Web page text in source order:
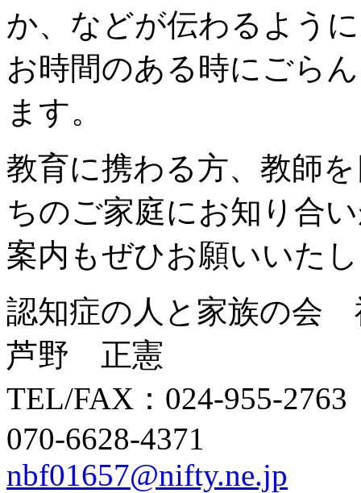
か、 などが伝わるよう
お時間のある時にごら
ます。
教育に携わる方、教師
ちのご家庭にお知り合
案内もぜひお願いいた
認知症の人と家族の会
芦野 正憲
TEL/FAX：024-955-2763
070-6628-4371
nbf01657@nifty.ne.jp